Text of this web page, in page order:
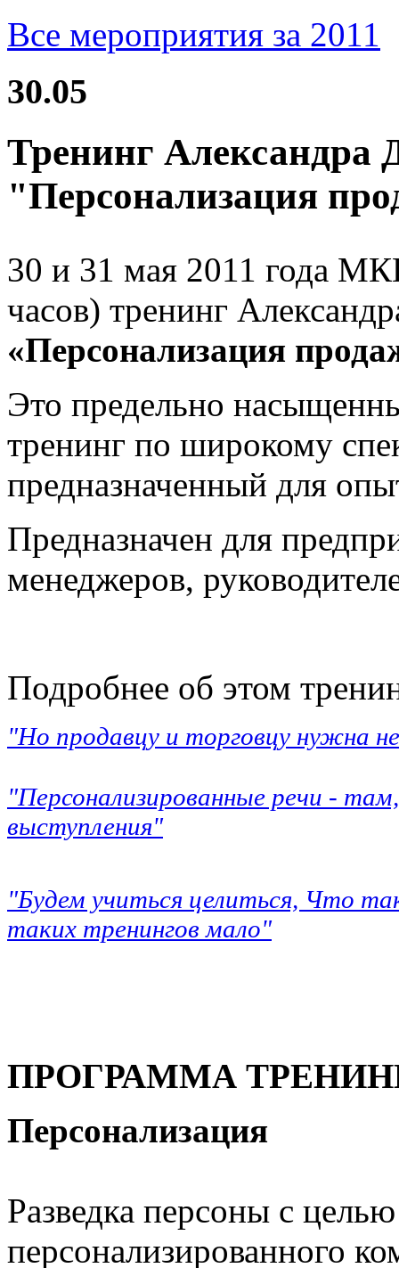
Все мероприятия за 2011
30.05
Тренинг Александра
"Персонализация
30 и 31 мая 2011 года
часов) тренинг
«Персонализация
Это предельно
тренинг по широкому
предназначенный для
Предназначен для
менеджеров,
Подробнее об этом
"Но продавцу и торговцу нужна
"Персонализированные речи -
выступления"
"Будем учиться целиться, Что
таких тренингов мало"
ПРОГРАММА
Персонализация
Разведка персоны с
персонализированного